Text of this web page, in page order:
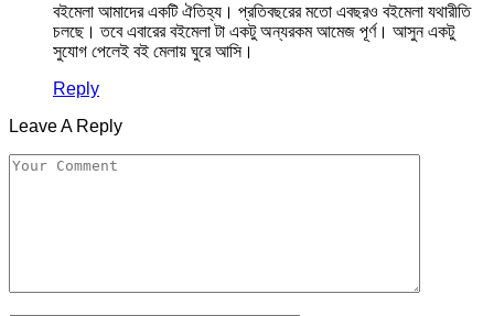
বইমেলা আমাদের একটি ঐতিহ্য। প্রতিবছরের মতো এবছরও বইমেলা যথারীতি
চলছে। তবে এবারের বইমেলা টা একটু অন্যরকম আমেজ পূর্ণ। আসুন একটু
সুযোগ পেলেই বই মেলায় ঘুরে আসি।
Reply
Leave A Reply